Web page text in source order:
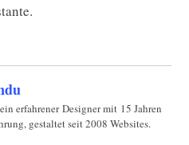
erfahrener Designer mit 15 Jahren
gestaltet seit 2008 Websites.